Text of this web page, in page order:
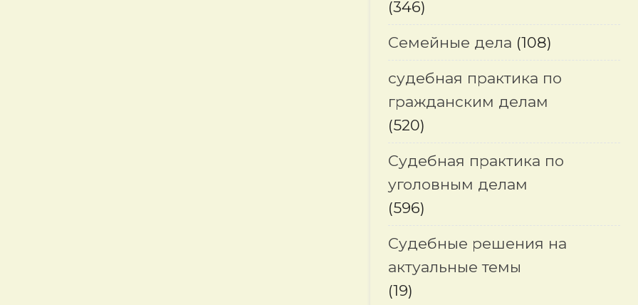
(346)
Семейные дела (108)
судебная практика по
гражданским делам
(520)
Судебная практика по
уголовным делам
(596)
Судебные решения на
актуальные темы
(19)